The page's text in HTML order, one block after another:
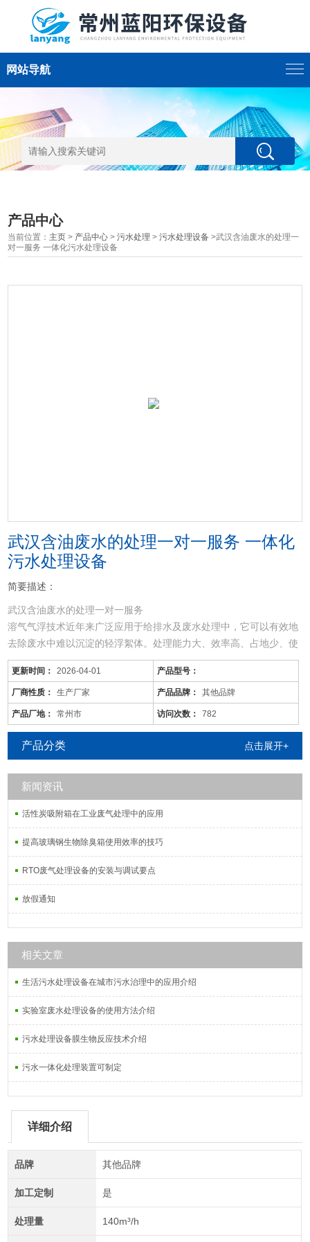
网站导航
产品中心
当前位置： 主页 > 产品中心 >污水处理 >污水处理设备 >武汉含油废水的处理一
对一服务 一体化污水处理设备
武汉含油废水的处理一对一服务 一体化
污水处理设备
简要描述：
武汉含油废水的处理一对一服务
溶气气浮技术近年来广泛应用于给排水及废水处理中，它可以有效地
去除废水中难以沉淀的轻浮絮体。处理能力大、效率高、占地少、使
用范围广。
成套生活污水处理设备设计原则：
工程实践表明，曝气量为传统活性污泥法的1／20，为氧化沟的1／
6，为SBR的1／4—1／3，在很大程度上节省了运行费用
进一步处理难降解的有机物、氮和磷等能够导致水体富营养化的可溶
性无机物等。主要方法有生物
更新时间： 2026-04-01 产品型号：
厂商性质： 生产厂家 产品品牌： 其他品牌
产品厂地： 常州市 访问次数： 782
产品分类 点击展开+
新闻资讯
活性炭吸附箱在工业废气处理中的应用
提高玻璃钢生物除臭箱使用效率的技巧
RTO废气处理设备的安装与调试要点
放假通知
相关文章
生活污水处理设备在城市污水治理中的应用介绍
实验室废水处理设备的使用方法介绍
污水处理设备膜生物反应技术介绍
污水一体化处理装置可制定
详细介绍
品牌 其他品牌
加工定制 是
处理量 140m³/h